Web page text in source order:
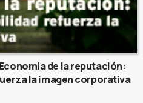
de la reputación:
la imagen corporativa